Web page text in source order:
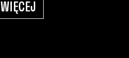
WIĘCEJ